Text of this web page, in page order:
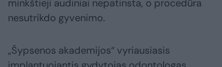
minkštieji audiniai nepatinsta, o procedūra
nesutrikdo gyvenimo.
„Šypsenos akademijos“ vyriausiasis